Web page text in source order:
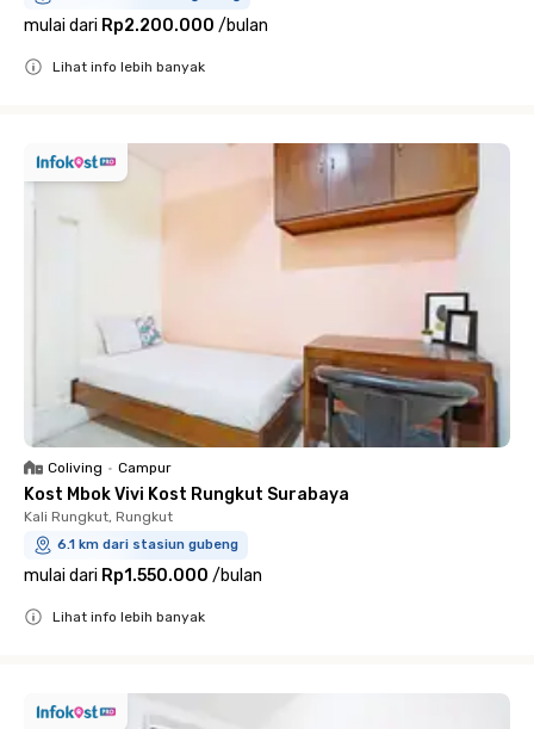
mulai dari Rp2.200.000 /bulan
Lihat info lebih banyak
Coliving • Campur
Kost Mbok Vivi Kost Rungkut Surabaya
Kali Rungkut, Rungkut
6.1 km dari stasiun gubeng
mulai dari Rp1.550.000 /bulan
Lihat info lebih banyak